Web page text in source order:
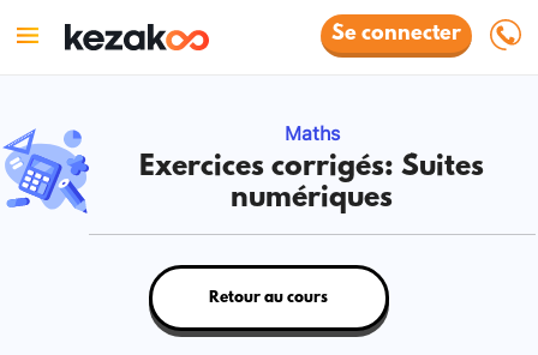
Se connecter
Maths
Exercices corrigés: Suites
numériques
Retour au cours